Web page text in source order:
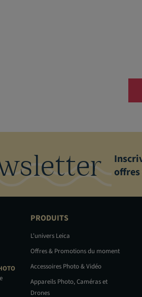
offres
PRODUITS
L'univers Leica
Offres & Promotions du moment
Accessoires Photo & Vidéo
Appareils Photo, Caméras et
Drones